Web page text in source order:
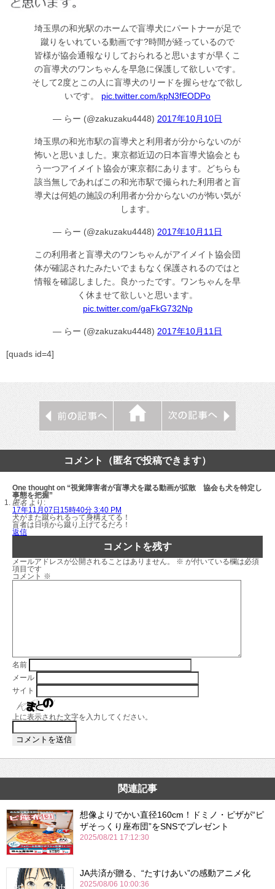
埼玉県の和光駅のホームで盲導犬にパートナーが足で
蹴りをいれている動画です?時間が経っているので
皆様が協会通報なりしておられると思いますが早くこ
の盲導犬のワンちゃんを早急に保護して欲しいです。
そして2度とこの人に盲導犬のリードを握らせなで欲し
いです。 pic.twitter.com/kpN3fEODPo
— らー (@zakuzaku4448) 2017年10月10日
埼玉県の和光市駅の盲導犬と利用者が分からないのが
怖いと思いました。東京都近辺の日本盲導犬協会とも
う一つアイメイト協会が東京都にあります。どちらも
該当無しであればこの和光市駅で撮られた利用者と盲
導犬は何処の施設の利用者か分からないのが怖い気が
します。
— らー (@zakuzaku4448) 2017年10月11日
この利用者と盲導犬のワンちゃんがアイメイト協会団
体が確認されたみたいでまもなく保護されるのではと
情報を確認しました。良かったです。ワンちゃんを早
く休ませて欲しいと思います。
pic.twitter.com/gaFkG732Np
— らー (@zakuzaku4448) 2017年10月11日
[quads id=4]
コメント（匿名で投稿できます）
One thought on “視覚障害者が盲導犬を蹴る動画が拡散 協会も犬を特定し
事態を把握”
匿名 より:
17年11月07日15時40分 3:40 PM
犬がまた蹴られるって身構えてる！
盲者は日頃から蹴り上げてるだろ！
返信
コメントを残す
メールアドレスが公開されることはありません。 ※ が付いている欄は必須
項目です
コメント ※
名前
メール
サイト
上に表示された文字を入力してください。
関連記事
想像よりでかい直径160cm！ドミノ・ピザが“ピ
ザそっくり座布団”をSNSでプレゼント
2025/08/21 17:12:30
JA共済が贈る、“たすけあい”の感動アニメ化
2025/08/06 10:00:36